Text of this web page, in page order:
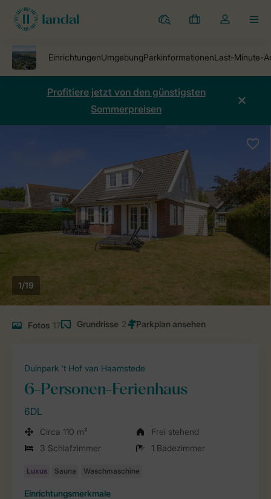
Ferienparks
Meine
Dropdown-
öffnen
Profitiere jetzt von den günstigsten
Sommerpreisen
1/19
Fotos 17 Grundrisse 2
Duinpark 't Hof van Haamstede
6-Personen-Ferienhaus
6DL
Circa 110 m²
Frei stehend
3 Schlafzimmer
1 Badezimmer
Einrichtungsmerkmale